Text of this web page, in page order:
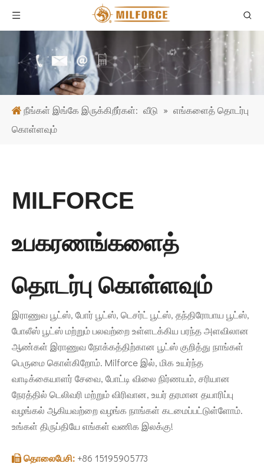
நீங்கள் இங்கே இருக்கிறீர்கள்: வீடு » எங்களைத் தொடர்பு
கொள்ளவும்
MILFORCE
உபகரணங்களைத்
தொடர்பு கொள்ளவும்
இராணுவ பூட்ஸ், போர் பூட்ஸ், டெசர்ட் பூட்ஸ், தந்திரோபாய பூட்ஸ்,
போலீஸ் பூட்ஸ் மற்றும் பலவற்றை உள்ளடக்கிய பரந்த அளவிலான
ஆண்கள் இராணுவ நோக்கத்திற்கான பூட்ஸ் குறித்து நாங்கள்
பெருமை கொள்கிறோம். Milforce இல், மிக உயர்ந்த
வாடிக்கையாளர் சேவை, போட்டி விலை நிர்ணயம், சரியான
நேரத்தில் டெலிவரி மற்றும் விரிவான, உயர் தரமான தயாரிப்பு
வழங்கல் ஆகியவற்றை வழங்க நாங்கள் கடமைப்பட்டுள்ளோம்.
உங்கள் திருப்தியே எங்கள் வணிக இலக்கு!
 தொலைபேசி: +86 15195905773